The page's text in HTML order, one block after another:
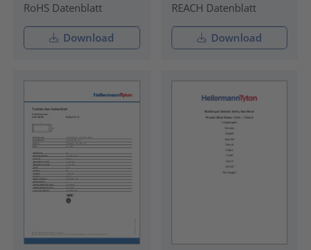
RoHS Datenblatt
Download
REACH Datenblatt
Download